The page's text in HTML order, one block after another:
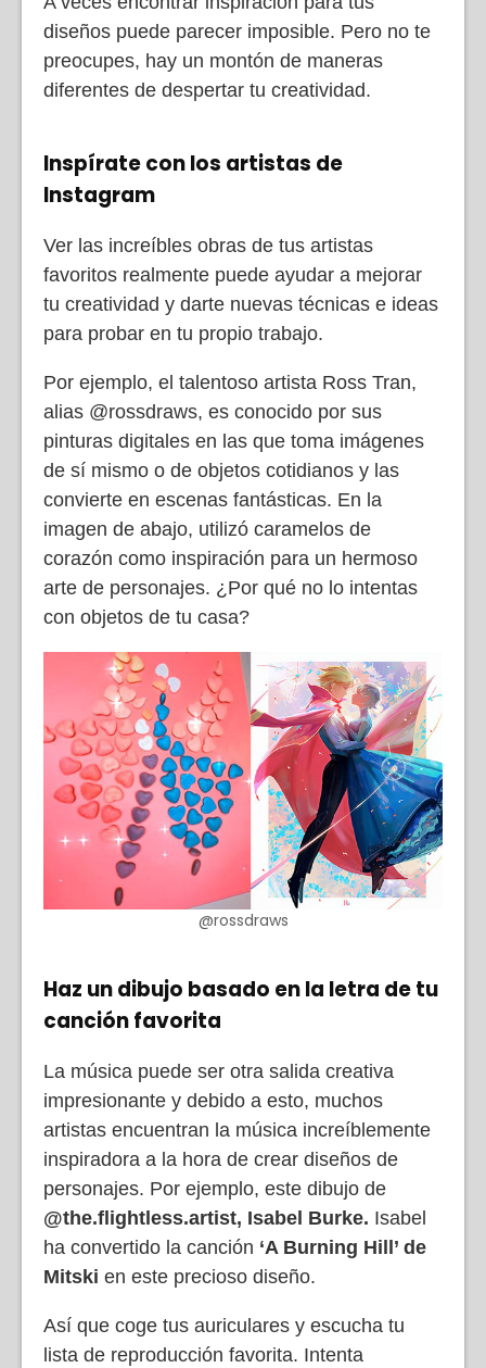
diseños puede parecer imposible. Pero no te
preocupes, hay un montón de maneras
diferentes de despertar tu creatividad.
Inspírate con los artistas de
Instagram
Ver las increíbles obras de tus artistas
favoritos realmente puede ayudar a mejorar
tu creatividad y darte nuevas técnicas e ideas
para probar en tu propio trabajo.
Por ejemplo, el talentoso artista Ross Tran,
alias @rossdraws, es conocido por sus
pinturas digitales en las que toma imágenes
de sí mismo o de objetos cotidianos y las
convierte en escenas fantásticas. En la
imagen de abajo, utilizó caramelos de
corazón como inspiración para un hermoso
arte de personajes. ¿Por qué no lo intentas
con objetos de tu casa?
@rossdraws
Haz un dibujo basado en la letra de tu
canción favorita
La música puede ser otra salida creativa
impresionante y debido a esto, muchos
artistas encuentran la música increíblemente
inspiradora a la hora de crear diseños de
personajes. Por ejemplo, este dibujo de
@the.flightless.artist, Isabel Burke. Isabel
ha convertido la canción ‘A Burning Hill’ de
Mitski en este precioso diseño.
Así que coge tus auriculares y escucha tu
lista de reproducción favorita. Intenta